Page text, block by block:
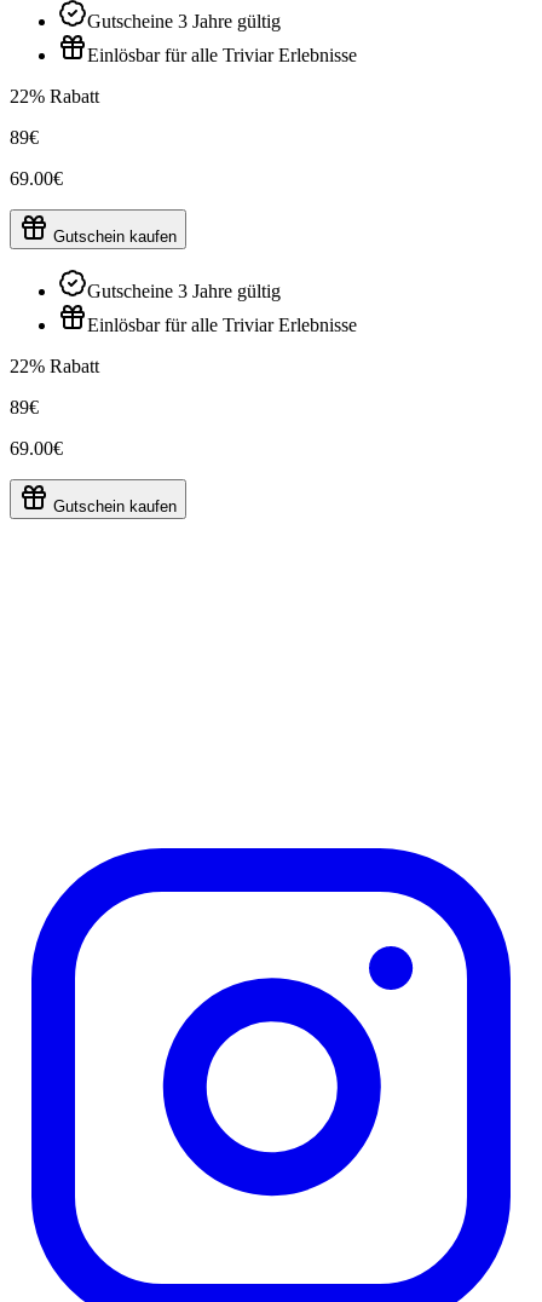
Gutscheine 3 Jahre gültig
Einlösbar für alle Triviar Erlebnisse
22% Rabatt
89€
69.00€
Gutschein kaufen
Gutscheine 3 Jahre gültig
Einlösbar für alle Triviar Erlebnisse
22% Rabatt
89€
69.00€
Gutschein kaufen